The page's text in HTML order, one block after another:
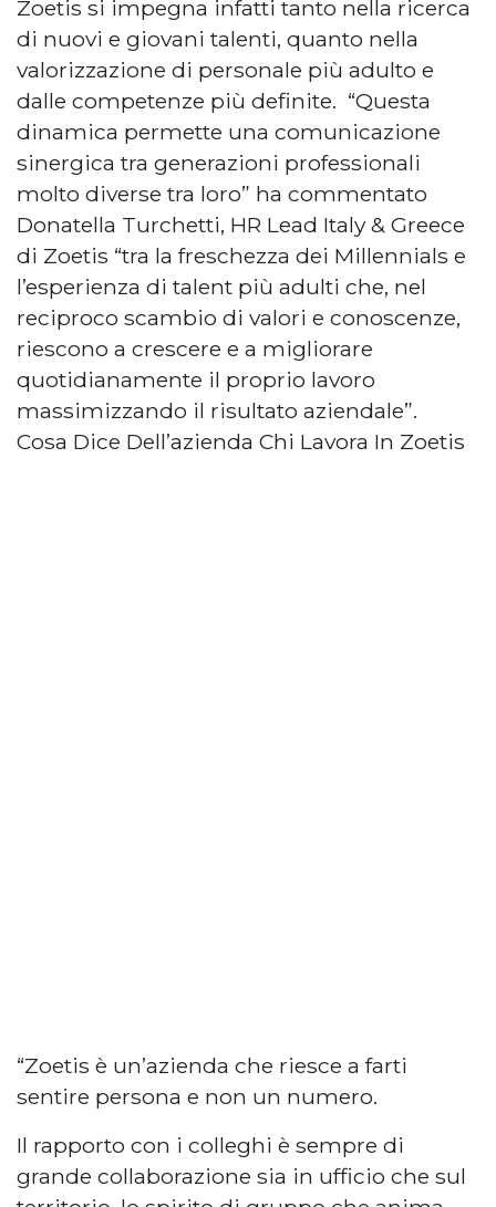
Zoetis si impegna infatti tanto nella ricerca
di nuovi e giovani talenti, quanto nella
valorizzazione di personale più adulto e
dalle competenze più definite. “Questa
dinamica permette una comunicazione
sinergica tra generazioni professionali
molto diverse tra loro” ha commentato
Donatella Turchetti, HR Lead Italy & Greece
di Zoetis “tra la freschezza dei Millennials e
l’esperienza di talent più adulti che, nel
reciproco scambio di valori e conoscenze,
riescono a crescere e a migliorare
quotidianamente il proprio lavoro
massimizzando il risultato aziendale”.
Cosa Dice Dell’azienda Chi Lavora In Zoetis
“Zoetis è un’azienda che riesce a farti
sentire persona e non un numero.
Il rapporto con i colleghi è sempre di
grande collaborazione sia in ufficio che sul